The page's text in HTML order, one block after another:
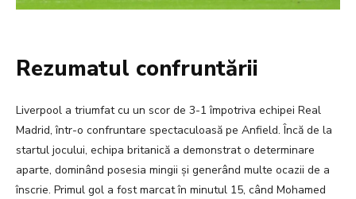
Rezumatul confruntării
Liverpool a triumfat cu un scor de 3-1 împotriva echipei Real
Madrid, într-o confruntare spectaculoasă pe Anfield. Încă de la
startul jocului, echipa britanică a demonstrat o determinare
aparte, dominând posesia mingii și generând multe ocazii de a
înscrie. Primul gol a fost marcat în minutul 15, când Mohamed